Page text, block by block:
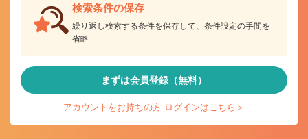
検索条件の保存
繰り返し検索する条件を保存して、条件設定の手間を
省略
まずは会員登録（無料）
アカウントをお持ちの方 ログインはこちら＞